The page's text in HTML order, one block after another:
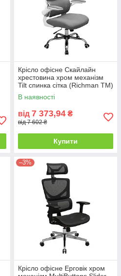
Крісло офісне Скайлайн
хрестовина хром механізм
Tilt спинка сітка (Richman ТМ)
В наявності
від 7 373,94 ₴
від 7 602 ₴
Купити
–3%
Крісло офісне Ерговік хром